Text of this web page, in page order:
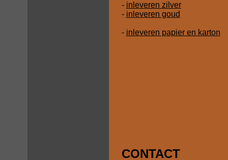
- inleveren zilver
- inleveren goud
- inleveren papier en karton
CONTACT